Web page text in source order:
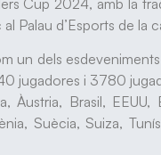
Palau d’Esports de la
un dels
jugadores i 3780
Brasil, EEUU,
Suècia, Suiza,